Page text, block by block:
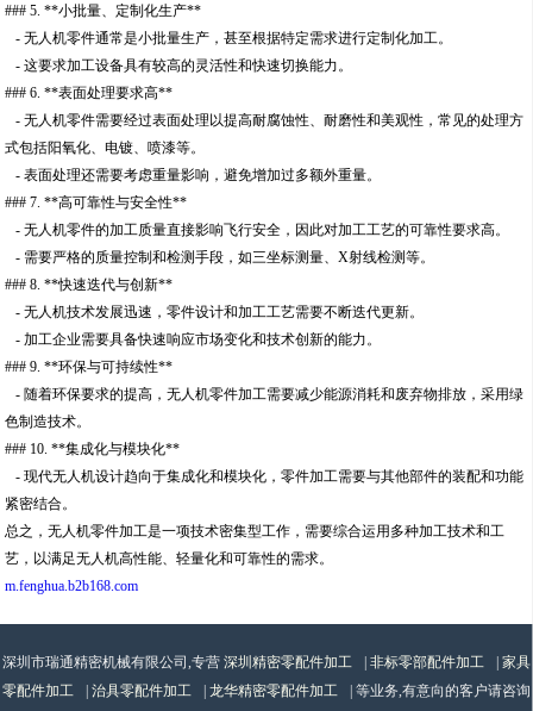
### 5. **小批量、定制化生产**
- 无人机零件通常是小批量生产，甚至根据特定需求进行定制化加工。
- 这要求加工设备具有较高的灵活性和快速切换能力。
### 6. **表面处理要求高**
- 无人机零件需要经过表面处理以提高耐腐蚀性、耐磨性和美观性，常见的处理方
式包括阳氧化、电镀、喷漆等。
- 表面处理还需要考虑重量影响，避免增加过多额外重量。
### 7. **高可靠性与安全性**
- 无人机零件的加工质量直接影响飞行安全，因此对加工工艺的可靠性要求高。
- 需要严格的质量控制和检测手段，如三坐标测量、X射线检测等。
### 8. **快速迭代与创新**
- 无人机技术发展迅速，零件设计和加工工艺需要不断迭代更新。
- 加工企业需要具备快速响应市场变化和技术创新的能力。
### 9. **环保与可持续性**
- 随着环保要求的提高，无人机零件加工需要减少能源消耗和废弃物排放，采用绿
色制造技术。
### 10. **集成化与模块化**
- 现代无人机设计趋向于集成化和模块化，零件加工需要与其他部件的装配和功能
紧密结合。
总之，无人机零件加工是一项技术密集型工作，需要综合运用多种加工技术和工
艺，以满足无人机高性能、轻量化和可靠性的需求。
m.fenghua.b2b168.com
深圳市瑞通精密机械有限公司,专营 深圳精密零配件加工 | 非标零部配件加工 | 家具
零配件加工
| 治具零配件加工 | 龙华精密零配件加工
| 等业务,有意向的客户请咨询